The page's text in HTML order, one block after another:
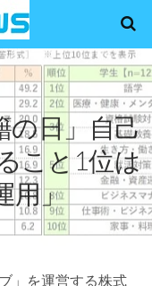
の日」自己
こと1位は
用」
」を運営する株式